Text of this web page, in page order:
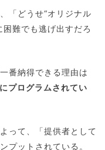
「どうせ“オリジナル
難でも逃げ出すだろ
番納得できる理由は
プログラムされてい
って、「提供者として
プットされている。